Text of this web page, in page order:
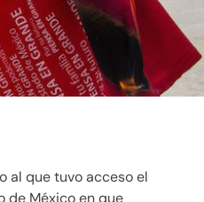
al que tuvo acceso el
de México en que